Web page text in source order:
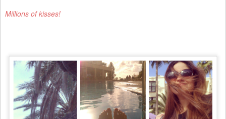
Millions of kisses!